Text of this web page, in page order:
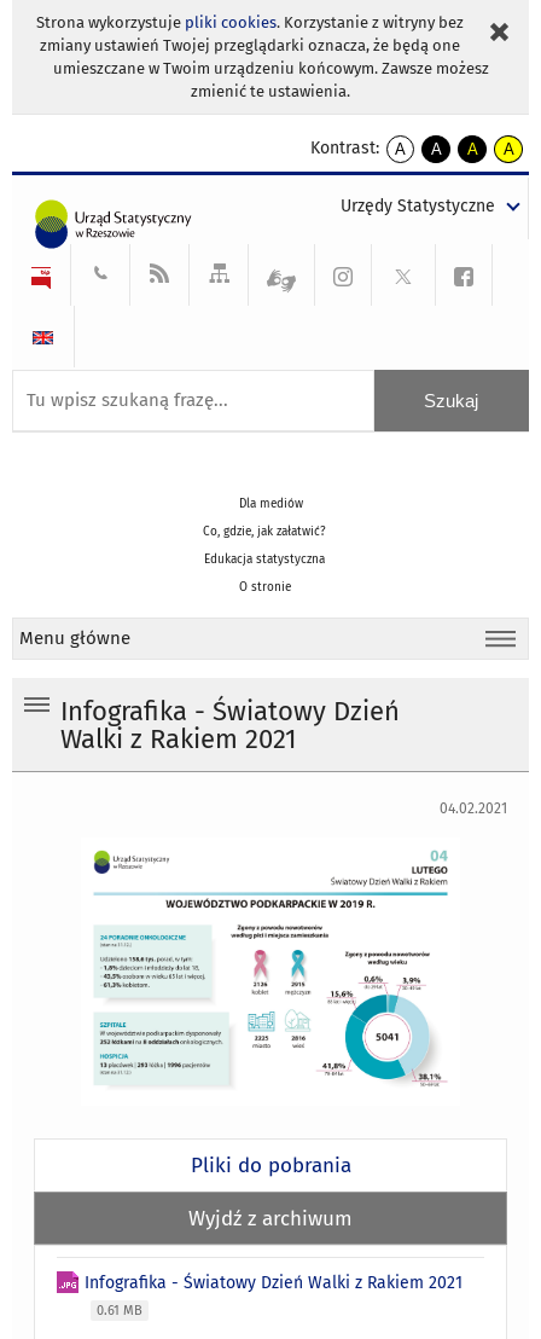
Strona wykorzystuje pliki cookies. Korzystanie z witryny bez
zmiany ustawień Twojej przeglądarki oznacza, że będą one
umieszczane w Twoim urządzeniu końcowym. Zawsze możesz
zmienić te ustawienia.
Kontrast:
A
kontrast
A
kontrast
tekst
czarnym
A
kontrast
tekst
czarnym
A
tekst
żółtym
Urzędy Statystyczne
Dla mediów
Co, gdzie, jak załatwić?
Edukacja statystyczna
O stronie
Menu główne
Infografika - Światowy Dzień
Walki z Rakiem 2021
04.02.2021
Pliki do pobrania
Wyjdź z archiwum
Infografika - Światowy Dzień Walki z Rakiem 2021
0.61 MB